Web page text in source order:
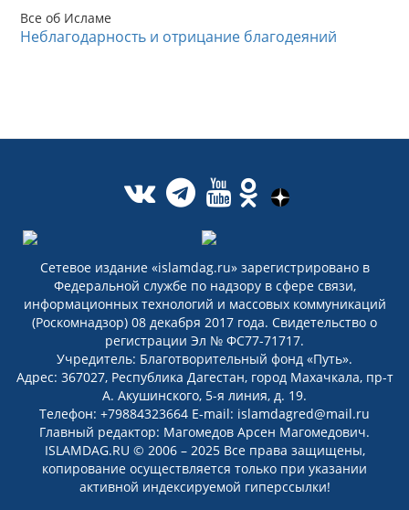
Все об Исламе
Неблагодарность и отрицание благодеяний
Сетевое издание «islamdag.ru» зарегистрировано в
Федеральной службе по надзору в сфере связи,
информационных технологий и массовых коммуникаций
(Роскомнадзор) 08 декабря 2017 года. Свидетельство о
регистрации Эл № ФС77-71717.
Учредитель: Благотворительный фонд «Путь».
Адрес: 367027, Республика Дагестан, город Махачкала, пр-т
А. Акушинского, 5-я линия, д. 19.
Телефон: +79884323664 E-mail: islamdagred@mail.ru
Главный редактор: Магомедов Арсен Магомедович.
ISLAMDAG.RU © 2006 – 2025 Все права защищены,
копирование осуществляется только при указании
активной индексируемой гиперссылки!